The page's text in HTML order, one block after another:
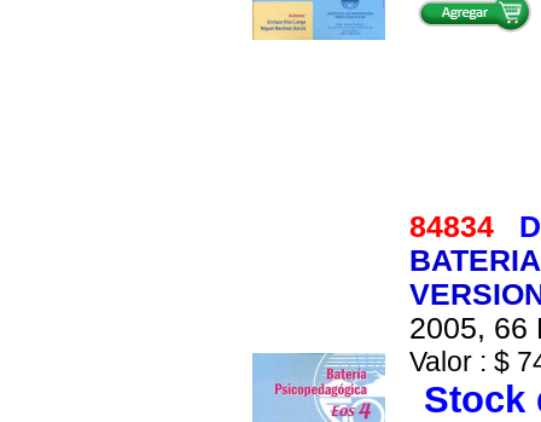
84834
2005, 66
Valor : $
Stock